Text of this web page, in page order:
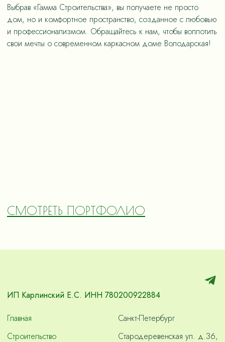
Выбрав «Гамма Строительства», вы получаете не просто
дом, но и комфортное пространство, созданное с любовью
и профессионализмом. Обращайтесь к нам, чтобы воплотить
свои мечты о современном каркасном доме Володарская!
СМОТРЕТЬ ПОРТФОЛИО
ИП Карлинский Е.С. ИНН 780200922884
Главная
Строительство
Санкт-Петербург
Стародеревенская ул. д.36,